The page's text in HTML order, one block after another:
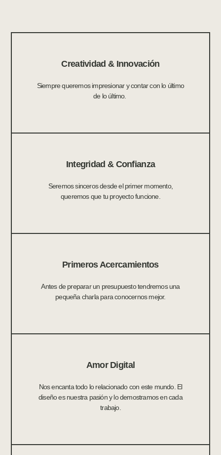
Creatividad & Innovación
Siempre queremos impresionar y contar con lo último
de lo último.
Integridad & Confianza
Seremos sinceros desde el primer momento,
queremos que tu proyecto funcione.
Primeros Acercamientos
Antes de preparar un presupuesto tendremos una
pequeña charla para conocernos mejor.
Amor Digital
Nos encanta todo lo relacionado con este mundo. El
diseño es nuestra pasión y lo demostramos en cada
trabajo.